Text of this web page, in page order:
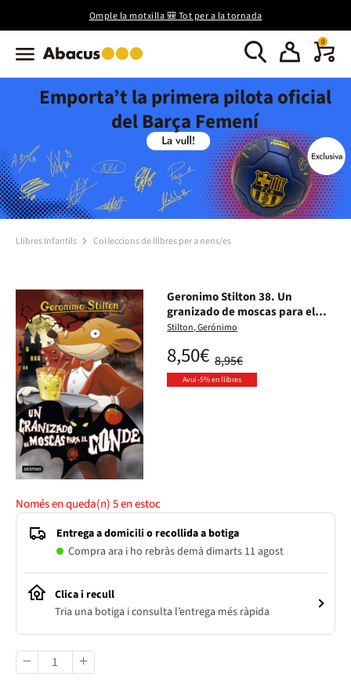
Omple la motxilla 🎒 Tot per a la tornada
0
Emporta’t la primera pilota oficial
del Barça Femení
Llibres Infantils Col·leccions de llibres per a nens/es
Geronimo Stilton 38. Un
granizado de moscas para el
conde
Stilton, Gerónimo
8,95€
8,50€
Avui -5% en llibres
Només en queda(n)5en estoc
Entrega a domicili o recollida a botiga
Compra ara i ho rebràs demà dimarts 11 agost
Clica i recull
Tria una botiga i consulta l’entrega més ràpida